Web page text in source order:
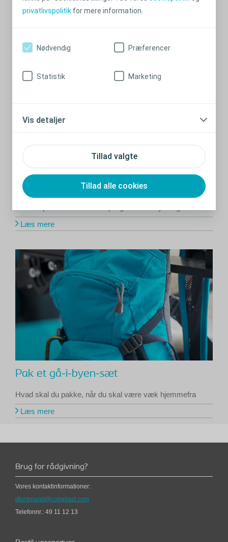
privatlivspolitik for mere information.
Tillad valgte
Tillad alle cookies
Nødvendig Præferencer
Statistik Marketing
Vis detaljer
Sådan forbereder du dig til flyrejsen
Læs mere
Pak et gå-i-byen-sæt
Hvad skal du pakke, når du skal være væk hjemmefra
Læs mere
Brug for rådgivning?
Vores kontaktinformationer:
dkinbound@coloplast.com
Telefonnr.: 49 11 12 13